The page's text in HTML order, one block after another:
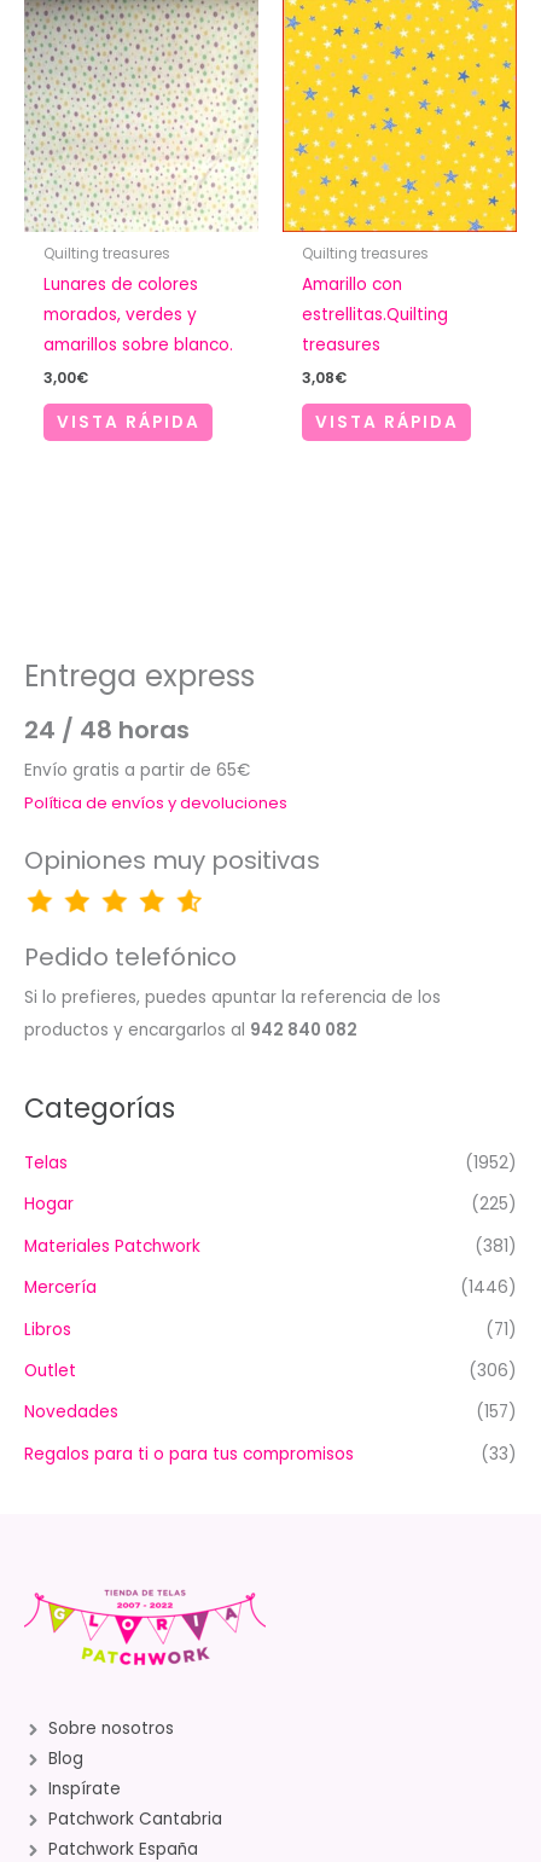
Quilting treasures
Lunares de colores
morados, verdes y
amarillos sobre blanco.
3,00€
VISTA RÁPIDA
Quilting treasures
Amarillo con
estrellitas.Quilting
treasures
3,08€
VISTA RÁPIDA
Entrega express
24 / 48 horas
Envío gratis a partir de 65€
Política de envíos y devoluciones
Opiniones muy positivas
Pedido telefónico
Si lo prefieres, puedes apuntar la referencia de los
productos y encargarlos al 942 840 082
Categorías
Telas
(1952)
Hogar
(225)
Materiales Patchwork
(381)
Mercería
(1446)
Libros
(71)
Outlet
(306)
Novedades
(157)
Regalos para ti o para tus compromisos
(33)
Sobre nosotros
Blog
Inspírate
Patchwork Cantabria
Patchwork España